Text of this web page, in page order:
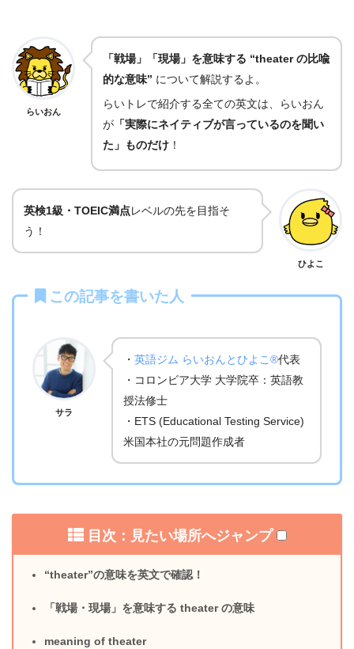
らいおん
「戦場」「現場」を意味する “theater の比喩
的な意味” について解説するよ。
らいトレで紹介する全ての英文は、らいおん
が 「実際にネイティブが言っているのを聞い
た」ものだけ ！
英検1級・TOEIC満点レベルの先を目指そ
う！
ひよこ
この記事を書いた人
サラ
・ 英語ジム らいおんとひよこ®代表
・コロンビア大学 大学院卒：英語教
授法修士
・ETS (Educational Testing Service)
米国本社の元問題作成者
目次：見たい場所へジャンプ
“theater”の意味を英文で確認！
「戦場・現場」を意味する theater の意味
meaning of theater